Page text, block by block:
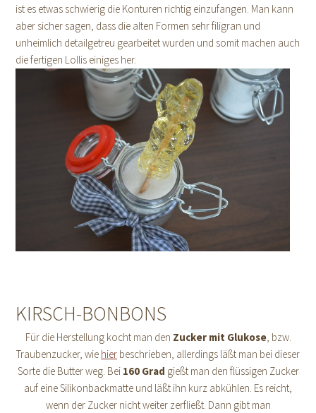
ist es etwas schwierig die Konturen richtig einzufangen. Man kann
aber sicher sagen, dass die alten Formen sehr filigran und
unheimlich detailgetreu gearbeitet wurden und somit machen auch
die fertigen Lollis einiges her.
KIRSCH-BONBONS
Für die Herstellung kocht man den Zucker mit Glukose, bzw.
Traubenzucker, wie hier beschrieben, allerdings läßt man bei dieser
Sorte die Butter weg. Bei 160 Grad gießt man den flüssigen Zucker
auf eine Silikonbackmatte und läßt ihn kurz abkühlen. Es reicht,
wenn der Zucker nicht weiter zerfließt. Dann gibt man